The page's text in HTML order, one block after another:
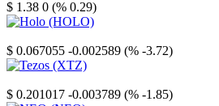
$ 1.38 0 (% 0.29)
$ 0.067055 -0.002589 (% -3.72)
$ 0.201017 -0.003789 (% -1.85)